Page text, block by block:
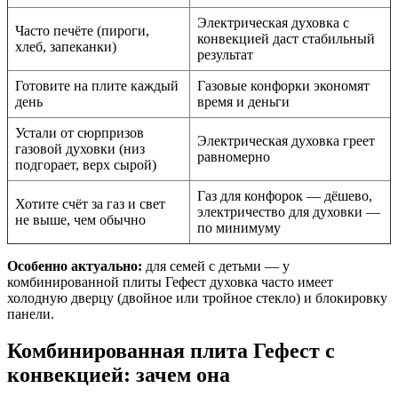
Часто печёте (пироги,
хлеб, запеканки)
Электрическая духовка с
конвекцией даст стабильный
результат
Готовите на плите каждый
день
Газовые конфорки экономят
время и деньги
Устали от сюрпризов
газовой духовки (низ
подгорает, верх сырой)
Электрическая духовка греет
равномерно
Хотите счёт за газ и свет
не выше, чем обычно
Газ для конфорок — дёшево,
электричество для духовки —
по минимуму
Особенно актуально: для семей с детьми — у
комбинированной плиты Гефест духовка часто имеет
холодную дверцу (двойное или тройное стекло) и блокировку
панели.
Комбинированная плита Гефест с
конвекцией: зачем она